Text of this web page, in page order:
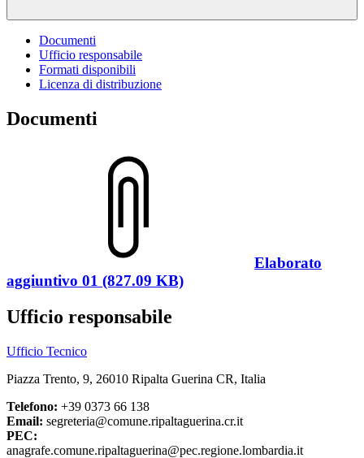
Documenti
Ufficio responsabile
Formati disponibili
Licenza di distribuzione
Documenti
Elaborato
aggiuntivo 01 (827.09 KB)
Ufficio responsabile
Ufficio Tecnico
Piazza Trento, 9, 26010 Ripalta Guerina CR, Italia
Telefono: +39 0373 66 138
Email: segreteria@comune.ripaltaguerina.cr.it
PEC:
anagrafe.comune.ripaltaguerina@pec.regione.lombardia.it